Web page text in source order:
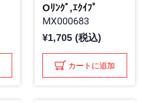
Oﾘﾝｸﾞ,ｴｸｲﾌﾟ
MX000683
¥1,705 (税込)
カートに追加